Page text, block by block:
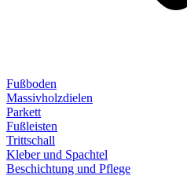
Fußboden
Massivholzdielen
Parkett
Fußleisten
Trittschall
Kleber und Spachtel
Beschichtung und Pflege